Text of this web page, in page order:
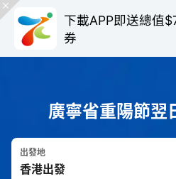
下載APP即送總值
券
廣寧省重陽節翌
出發地